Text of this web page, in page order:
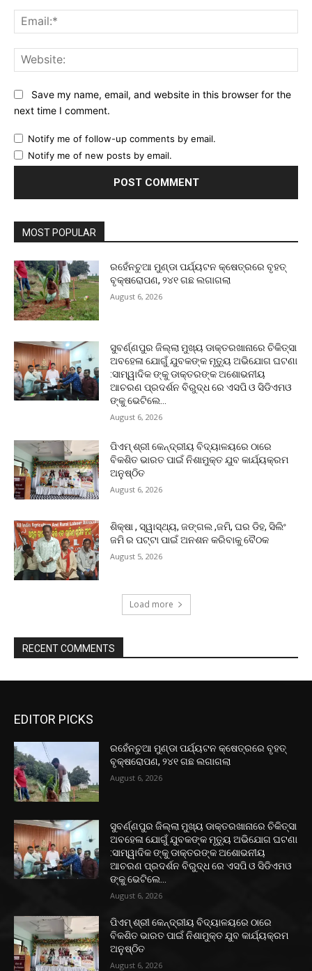
Save my name, email, and website in this browser for the
next time I comment.
Notify me of follow-up comments by email.
Notify me of new posts by email.
MOST POPULAR
ରହେଁନଚୁଆ ମୁଣ୍ଡା ପର୍ଯ୍ୟଟନ କ୍ଷେତ୍ରରେ ବୃହତ୍
ବୃକ୍ଷରୋପଣ, ୨୪୧ ଗଛ ଲଗାଗଲା
August 6, 2026
ସୁବର୍ଣ୍ଣପୁର ଜିଲ୍ଲା ମୁଖ୍ୟ ଡାକ୍ତରଖାନାରେ ଚିକିତ୍ସା
ଅବହେଳା ଯୋଗୁଁ ଯୁବକଙ୍କ ମୃତ୍ୟୁ ଅଭିଯୋଗ ଘଟଣା
:ସାମ୍ୱାଦିକ ଙ୍କୁ ଡାକ୍ତରଙ୍କ ଅଶୋଭନୀୟ
ଆଚରଣ ପ୍ରଦର୍ଶନ ବିରୁଦ୍ଧ ରେ ଏସପି ଓ ସିଡିଏମଓ
ଙ୍କୁ ଭେଟିଲେ...
August 6, 2026
ପିଏମ୍ ଶ୍ରୀ କେନ୍ଦ୍ରୀୟ ବିଦ୍ୟାଳୟରେ ଠାରେ
ବିକଶିତ ଭାରତ ପାଇଁ ନିଶାମୁକ୍ତ ଯୁବ କାର୍ଯ୍ୟକ୍ରମ
ଅନୁଷ୍ଠିତ
August 6, 2026
ଶିକ୍ଷା , ସ୍ୱାସ୍ଥ୍ୟ, ଜଙ୍ଗଲ ,ଜମି, ଘର ଡିହ, ସିଲିଂ
ଜମି ର ପଟ୍ଟା ପାଇଁ ଅନଶନ କରିବାକୁ ବୈଠକ
August 5, 2026
Load more
RECENT COMMENTS
EDITOR PICKS
ରହେଁନଚୁଆ ମୁଣ୍ଡା ପର୍ଯ୍ୟଟନ କ୍ଷେତ୍ରରେ ବୃହତ୍
ବୃକ୍ଷରୋପଣ, ୨୪୧ ଗଛ ଲଗାଗଲା
August 6, 2026
ସୁବର୍ଣ୍ଣପୁର ଜିଲ୍ଲା ମୁଖ୍ୟ ଡାକ୍ତରଖାନାରେ ଚିକିତ୍ସା
ଅବହେଳା ଯୋଗୁଁ ଯୁବକଙ୍କ ମୃତ୍ୟୁ ଅଭିଯୋଗ ଘଟଣା
:ସାମ୍ୱାଦିକ ଙ୍କୁ ଡାକ୍ତରଙ୍କ ଅଶୋଭନୀୟ
ଆଚରଣ ପ୍ରଦର୍ଶନ ବିରୁଦ୍ଧ ରେ ଏସପି ଓ ସିଡିଏମଓ
ଙ୍କୁ ଭେଟିଲେ...
August 6, 2026
ପିଏମ୍ ଶ୍ରୀ କେନ୍ଦ୍ରୀୟ ବିଦ୍ୟାଳୟରେ ଠାରେ
ବିକଶିତ ଭାରତ ପାଇଁ ନିଶାମୁକ୍ତ ଯୁବ କାର୍ଯ୍ୟକ୍ରମ
ଅନୁଷ୍ଠିତ
August 6, 2026